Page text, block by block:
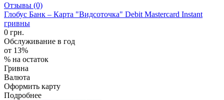
Отзывы (0)
Глобус Банк – Карта "Видсоточка" Debit Mastercard Instant
гривны
0 грн.
Обслуживание в год
от 13%
% на остаток
Гривна
Валюта
Оформить карту
Подробнее